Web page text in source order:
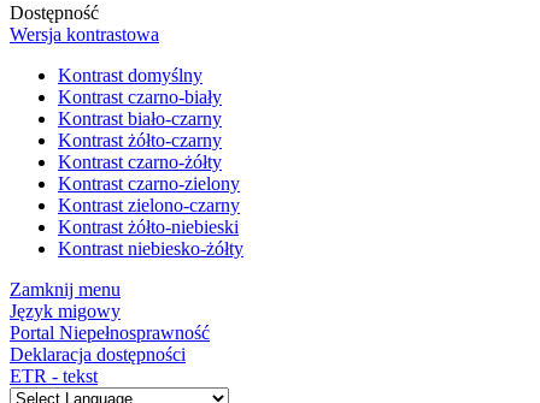
Dostępność
Wersja kontrastowa
Kontrast domyślny
Kontrast czarno-biały
Kontrast biało-czarny
Kontrast żółto-czarny
Kontrast czarno-żółty
Kontrast czarno-zielony
Kontrast zielono-czarny
Kontrast żółto-niebieski
Kontrast niebiesko-żółty
Zamknij menu
Język migowy
Portal Niepełnosprawność
Deklaracja dostępności
ETR - tekst